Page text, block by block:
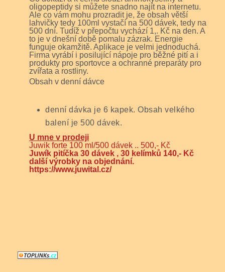
oligopeptidy si můžete snadno najít na internetu.
Ale co vám mohu prozradit je, že obsah větší
lahvičky tedy 100ml vystačí na 500 dávek, tedy na
500 dní. Tudíž v přepočtu vychází 1,. Kč na den. A
to je v dnešní době pomalu zázrak. Energie
funguje okamžitě. Aplikace je velmi jednoduchá.
Firma vyrábí i posilující nápoje pro běžné pití a i
produkty pro sportovce a ochranné preparáty pro
zvířata a rostliny.
Obsah v denní dávce
denní dávka je 6 kapek. Obsah velkého
balení je 500 dávek.
U mne v prodeji
Juwik forte 100 ml/500 dávek .. 500,- Kč
Juwík pitíčka 30 dávek , 30 kelímků 140,- Kč
další výrobky na objednání.
https://www.juwital.cz/